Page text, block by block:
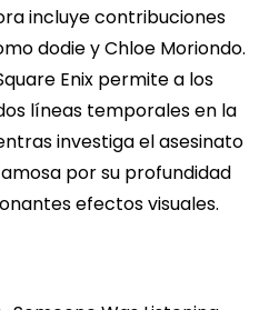
incluye contribuciones
dodie y Chloe Moriondo.
Enix permite a los
líneas temporales en la
investiga el asesinato
por su profundidad
efectos visuales.